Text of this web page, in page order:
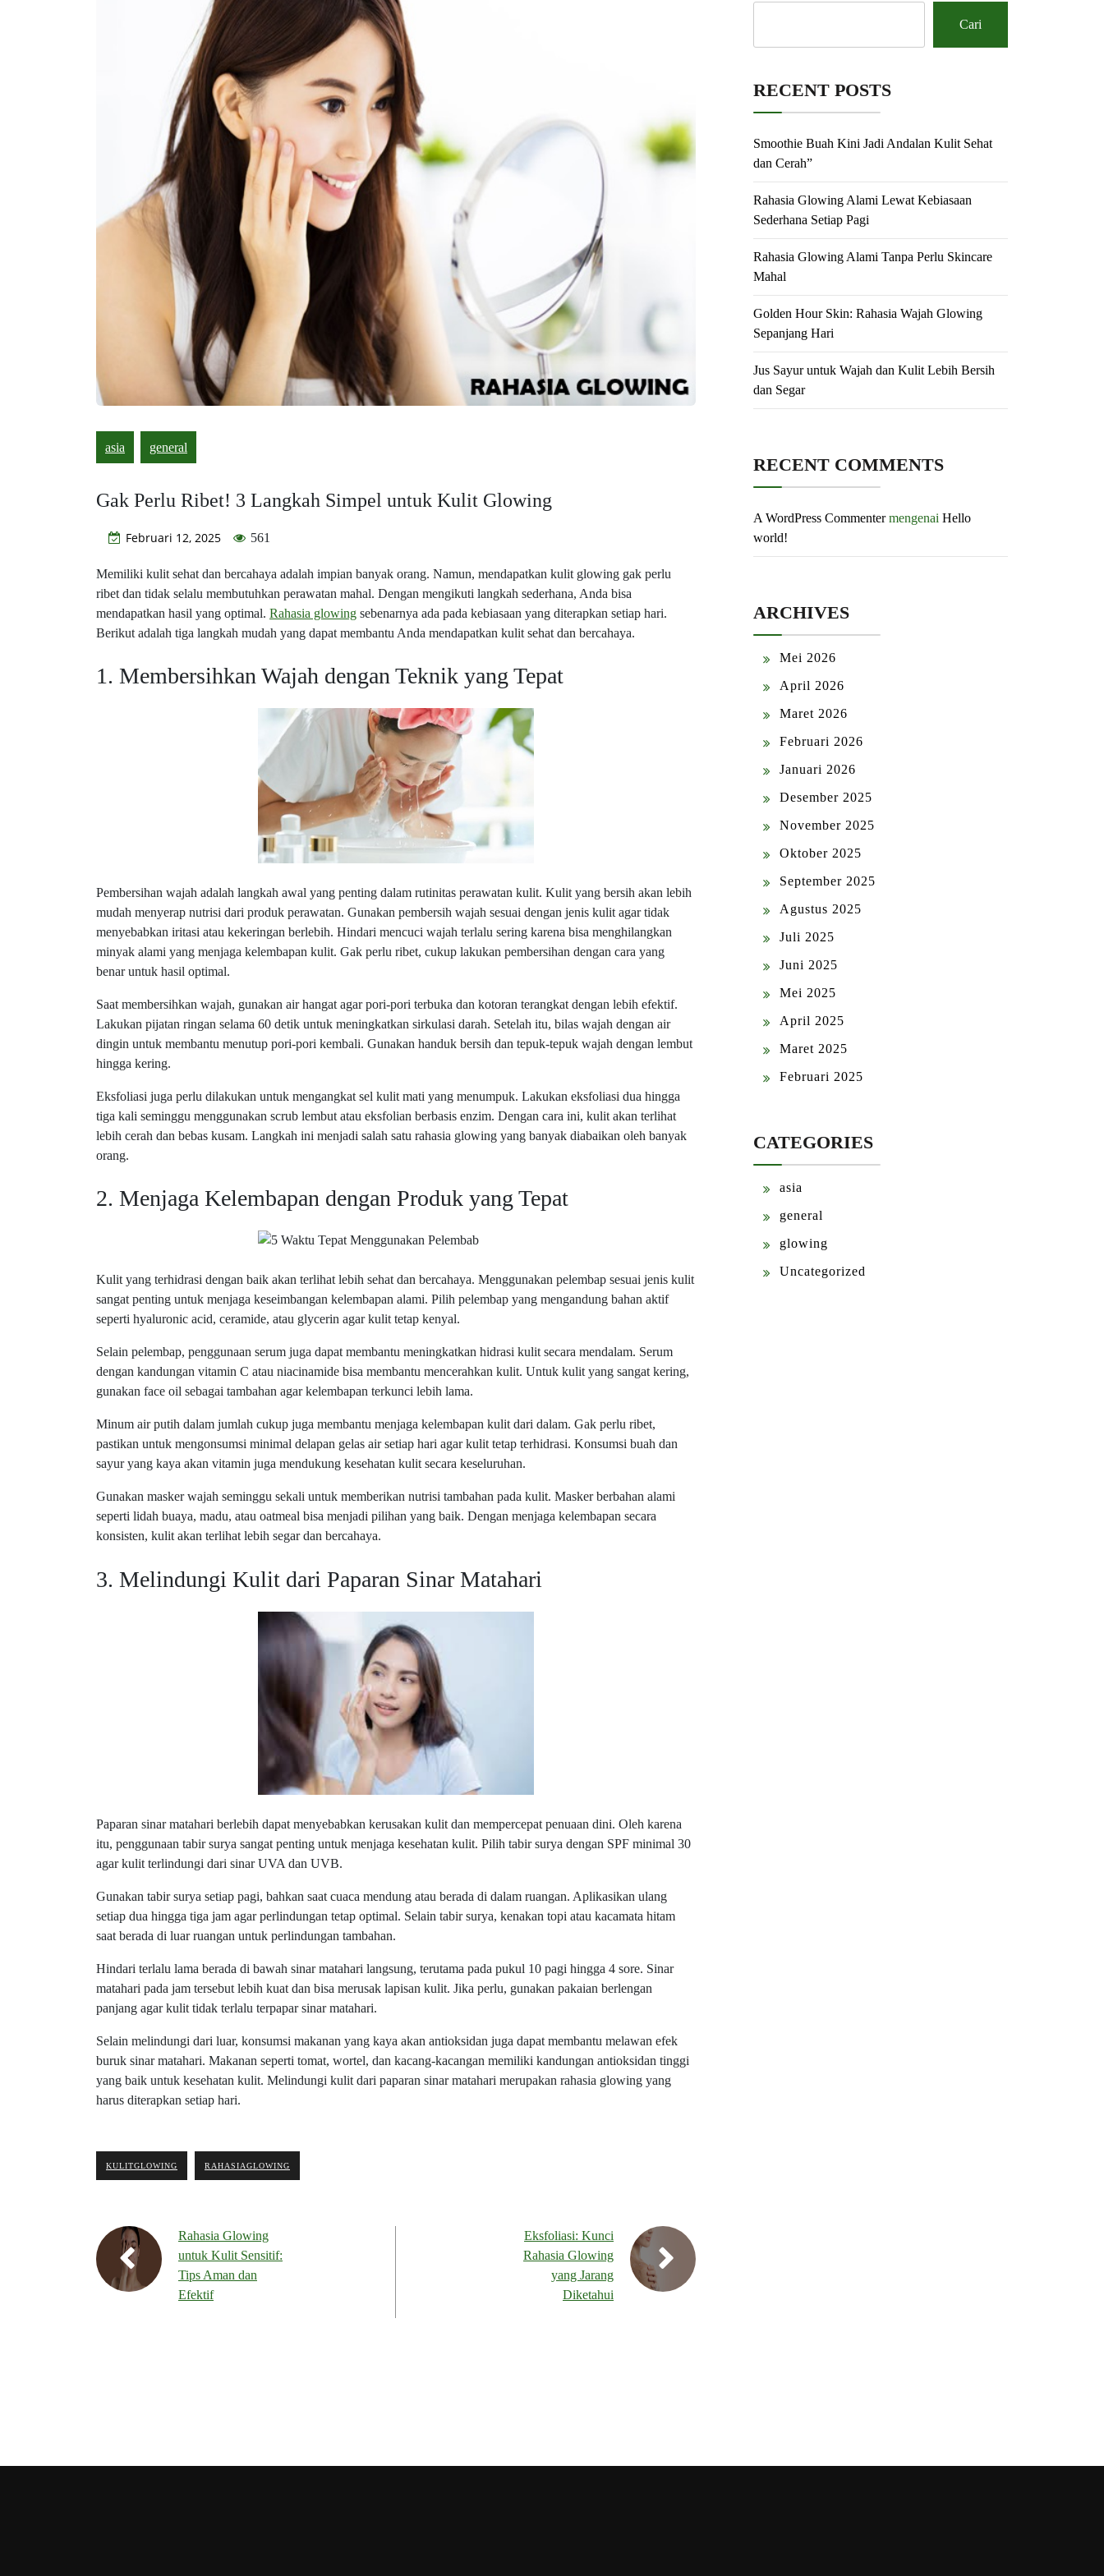
asia general
Gak Perlu Ribet! 3 Langkah Simpel untuk Kulit Glowing
Februari 12, 2025 561
Memiliki kulit sehat dan bercahaya adalah impian banyak orang. Namun, mendapatkan kulit glowing gak perlu
ribet dan tidak selalu membutuhkan perawatan mahal. Dengan mengikuti langkah sederhana, Anda bisa
mendapatkan hasil yang optimal. Rahasia glowing sebenarnya ada pada kebiasaan yang diterapkan setiap hari.
Berikut adalah tiga langkah mudah yang dapat membantu Anda mendapatkan kulit sehat dan bercahaya.
1. Membersihkan Wajah dengan Teknik yang Tepat
Pembersihan wajah adalah langkah awal yang penting dalam rutinitas perawatan kulit. Kulit yang bersih akan lebih
mudah menyerap nutrisi dari produk perawatan. Gunakan pembersih wajah sesuai dengan jenis kulit agar tidak
menyebabkan iritasi atau kekeringan berlebih. Hindari mencuci wajah terlalu sering karena bisa menghilangkan
minyak alami yang menjaga kelembapan kulit. Gak perlu ribet, cukup lakukan pembersihan dengan cara yang
benar untuk hasil optimal.
Saat membersihkan wajah, gunakan air hangat agar pori-pori terbuka dan kotoran terangkat dengan lebih efektif.
Lakukan pijatan ringan selama 60 detik untuk meningkatkan sirkulasi darah. Setelah itu, bilas wajah dengan air
dingin untuk membantu menutup pori-pori kembali. Gunakan handuk bersih dan tepuk-tepuk wajah dengan lembut
hingga kering.
Eksfoliasi juga perlu dilakukan untuk mengangkat sel kulit mati yang menumpuk. Lakukan eksfoliasi dua hingga
tiga kali seminggu menggunakan scrub lembut atau eksfolian berbasis enzim. Dengan cara ini, kulit akan terlihat
lebih cerah dan bebas kusam. Langkah ini menjadi salah satu rahasia glowing yang banyak diabaikan oleh banyak
orang.
2. Menjaga Kelembapan dengan Produk yang Tepat
Kulit yang terhidrasi dengan baik akan terlihat lebih sehat dan bercahaya. Menggunakan pelembap sesuai jenis kulit
sangat penting untuk menjaga keseimbangan kelembapan alami. Pilih pelembap yang mengandung bahan aktif
seperti hyaluronic acid, ceramide, atau glycerin agar kulit tetap kenyal.
Selain pelembap, penggunaan serum juga dapat membantu meningkatkan hidrasi kulit secara mendalam. Serum
dengan kandungan vitamin C atau niacinamide bisa membantu mencerahkan kulit. Untuk kulit yang sangat kering,
gunakan face oil sebagai tambahan agar kelembapan terkunci lebih lama.
Minum air putih dalam jumlah cukup juga membantu menjaga kelembapan kulit dari dalam. Gak perlu ribet,
pastikan untuk mengonsumsi minimal delapan gelas air setiap hari agar kulit tetap terhidrasi. Konsumsi buah dan
sayur yang kaya akan vitamin juga mendukung kesehatan kulit secara keseluruhan.
Gunakan masker wajah seminggu sekali untuk memberikan nutrisi tambahan pada kulit. Masker berbahan alami
seperti lidah buaya, madu, atau oatmeal bisa menjadi pilihan yang baik. Dengan menjaga kelembapan secara
konsisten, kulit akan terlihat lebih segar dan bercahaya.
3. Melindungi Kulit dari Paparan Sinar Matahari
Paparan sinar matahari berlebih dapat menyebabkan kerusakan kulit dan mempercepat penuaan dini. Oleh karena
itu, penggunaan tabir surya sangat penting untuk menjaga kesehatan kulit. Pilih tabir surya dengan SPF minimal 30
agar kulit terlindungi dari sinar UVA dan UVB.
Gunakan tabir surya setiap pagi, bahkan saat cuaca mendung atau berada di dalam ruangan. Aplikasikan ulang
setiap dua hingga tiga jam agar perlindungan tetap optimal. Selain tabir surya, kenakan topi atau kacamata hitam
saat berada di luar ruangan untuk perlindungan tambahan.
Hindari terlalu lama berada di bawah sinar matahari langsung, terutama pada pukul 10 pagi hingga 4 sore. Sinar
matahari pada jam tersebut lebih kuat dan bisa merusak lapisan kulit. Jika perlu, gunakan pakaian berlengan
panjang agar kulit tidak terlalu terpapar sinar matahari.
Selain melindungi dari luar, konsumsi makanan yang kaya akan antioksidan juga dapat membantu melawan efek
buruk sinar matahari. Makanan seperti tomat, wortel, dan kacang-kacangan memiliki kandungan antioksidan tinggi
yang baik untuk kesehatan kulit. Melindungi kulit dari paparan sinar matahari merupakan rahasia glowing yang
harus diterapkan setiap hari.
KULITGLOWING RAHASIAGLOWING
Rahasia Glowing
untuk Kulit Sensitif:
Tips Aman dan
Efektif
Eksfoliasi: Kunci
Rahasia Glowing
yang Jarang
Diketahui
Cari
RECENT POSTS
Smoothie Buah Kini Jadi Andalan Kulit Sehat
dan Cerah”
Rahasia Glowing Alami Lewat Kebiasaan
Sederhana Setiap Pagi
Rahasia Glowing Alami Tanpa Perlu Skincare
Mahal
Golden Hour Skin: Rahasia Wajah Glowing
Sepanjang Hari
Jus Sayur untuk Wajah dan Kulit Lebih Bersih
dan Segar
RECENT COMMENTS
A WordPress Commentermengenai Hello
world!
ARCHIVES
Mei 2026
April 2026
Maret 2026
Februari 2026
Januari 2026
Desember 2025
November 2025
Oktober 2025
September 2025
Agustus 2025
Juli 2025
Juni 2025
Mei 2025
April 2025
Maret 2025
Februari 2025
CATEGORIES
asia
general
glowing
Uncategorized